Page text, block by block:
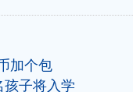
加个包
孩子将入学